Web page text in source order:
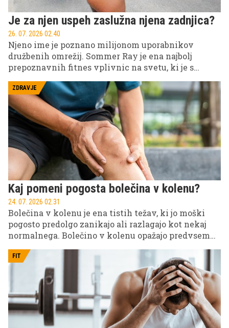
Je za njen uspeh zaslužna njena zadnjica?
26. 07. 2026 02.40
Njeno ime je poznano milijonom uporabnikov
družbenih omrežij. Sommer Ray je ena najbolj
prepoznavnih fitnes vplivnic na svetu, ki je s
življenjskim slogom zgradila pravo spletno
znamko. Na Instagramu jo spremlja več kot 23
milijonov ljudi, njena priljubljenost pa že leta sproža
tako navdušenje kot tudi številne razprave.
ZDRAVJE
Kaj pomeni pogosta bolečina v kolenu?
24. 07. 2026 02.31
Bolečina v kolenu je ena tistih težav, ki jo moški
pogosto predolgo zanikajo ali razlagajo kot nekaj
normalnega. Bolečino v kolenu opažajo predvsem
škripa ali pa celo zapeče. Dokler lahko hodite,
delate in trenirate, se zdi, da ni razloga za paniko.
Težava pa je v tem, da koleno redko začne boleti
brez razloga, še redkeje pa se kronična bolečina reši
tako, da jo dovolj dolgo ignorirate.
FIT